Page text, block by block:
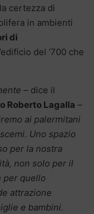
certezza di
in ambienti
di
del ‘700 che
– dice il
Roberto Lagalla –
ai palermitani
Uno spazio
per la nostra
non solo per il
per quello
attrazione
e bambini.